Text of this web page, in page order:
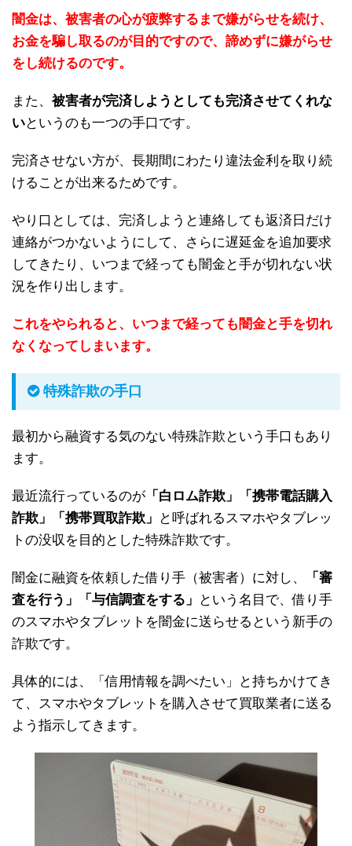
闇金は、被害者の心が疲弊するまで嫌がらせを続け、
お金を騙し取るのが目的ですので、諦めずに嫌がらせ
をし続けるのです。
また、 被害者が完済しようとしても完済させてくれな
いというのも一つの手口です。
完済させない方が、長期間にわたり違法金利を取り続
けることが出来るためです。
やり口としては、完済しようと連絡しても返済日だけ
連絡がつかないようにして、さらに遅延金を追加要求
してきたり、いつまで経っても闇金と手が切れない状
況を作り出します。
これをやられると、いつまで経っても闇金と手を切れ
なくなってしまいます。
特殊詐欺の手口
最初から融資する気のない特殊詐欺という手口もあり
ます。
最近流行っているのが 「白ロム詐欺」「携帯電話購入
詐欺」「携帯買取詐欺」
と呼ばれるスマホやタブレッ
トの没収を目的とした特殊詐欺です。
闇金に融資を依頼した借り手（被害者）に対し、
「審
査を行う」「与信調査をする」
という名目で、借り手
のスマホやタブレットを闇金に送らせるという新手の
詐欺です。
具体的には、「信用情報を調べたい」と持ちかけてき
て、スマホやタブレットを購入させて買取業者に送る
よう指示してきます。